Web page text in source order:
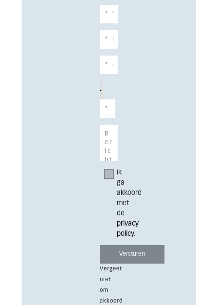
Ik
ga
akkoord
met
de
privacy
policy.
Vergeet
niet
om
akkoord